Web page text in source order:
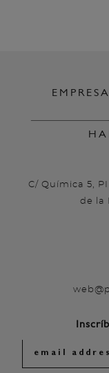
EMPRESA
C/ Química 5,
de la